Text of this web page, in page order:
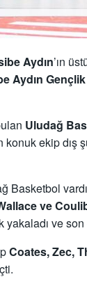
Aydın’ın
Aydın
Uludağ
konuk ekip dış
Basketbol
ve
yakaladı ve
Coates, Zec,